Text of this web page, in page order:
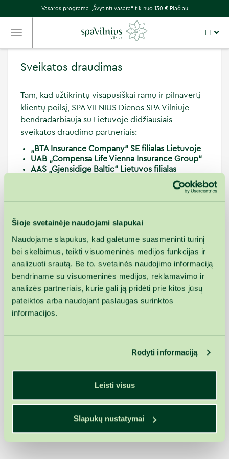
Šioje svetainėje naudojami slapukai
Naudojame slapukus, kad galėtume suasmeninti turinį
bei skelbimus, teikti visuomeninės medijos funkcijas ir
analizuoti srautą. Be to, svetainės naudojimo informaciją
bendriname su visuomeninės medijos, reklamavimo ir
analizės partneriais, kurie gali ją pridėti prie kitos jūsų
pateiktos arba naudojant paslaugas surinktos
informacijos.
Rodyti informaciją
Leisti visus
Slapukų nustatymai
Vasaros programa „Švytinti vasara“ tik nuo 130 € Plačiau
TOGGLE
NAVIGATION
LT
Sveikatos draudimas
Tam, kad užtikrintų visapusiškai ramų ir pilnavertį
klientų poilsį, SPA VILNIUS Dienos SPA Vilniuje
bendradarbiauja su Lietuvoje didžiausiais
sveikatos draudimo partneriais:
„BTA Insurance Company“ SE filialas Lietuvoje
UAB „Compensa Life Vienna Insurance Group“
AAS „Gjensidige Baltic“ Lietuvos filialas
Kad Jums būtų kompensuota už sveikatingumo ar
gydymo procedūras, išvykdami registratūroje
paprašykite sąskaitos faktūros. Ją pateiksite savo
draudimo įmonei.